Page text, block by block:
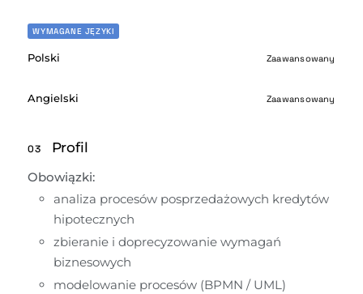
WYMAGANE JĘZYKI
Polski Zaawansowany
Angielski Zaawansowany
03 Profil
Obowiązki:
analiza procesów posprzedażowych kredytów
hipotecznych
zbieranie i doprecyzowanie wymagań
biznesowych
modelowanie procesów (BPMN / UML)